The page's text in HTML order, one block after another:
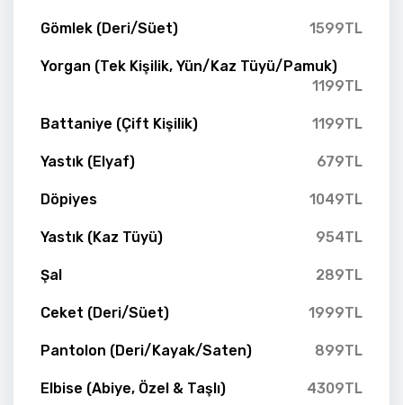
Gömlek (Deri/Süet) 1599TL
Yorgan (Tek Kişilik, Yün/Kaz Tüyü/Pamuk)
1199TL
Battaniye (Çift Kişilik) 1199TL
Yastık (Elyaf) 679TL
Döpiyes 1049TL
Yastık (Kaz Tüyü) 954TL
Şal 289TL
Ceket (Deri/Süet) 1999TL
Pantolon (Deri/Kayak/Saten) 899TL
Elbise (Abiye, Özel & Taşlı) 4309TL